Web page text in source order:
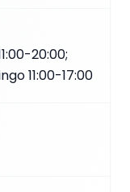
20:00;
11:00-17:00